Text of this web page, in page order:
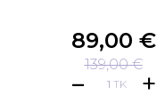
89,00 €
139,00 €
TK